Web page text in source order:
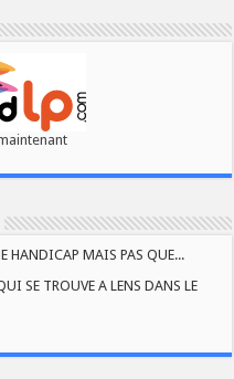
HANDICAP MAIS PAS QUE...
SE TROUVE A LENS DANS LE